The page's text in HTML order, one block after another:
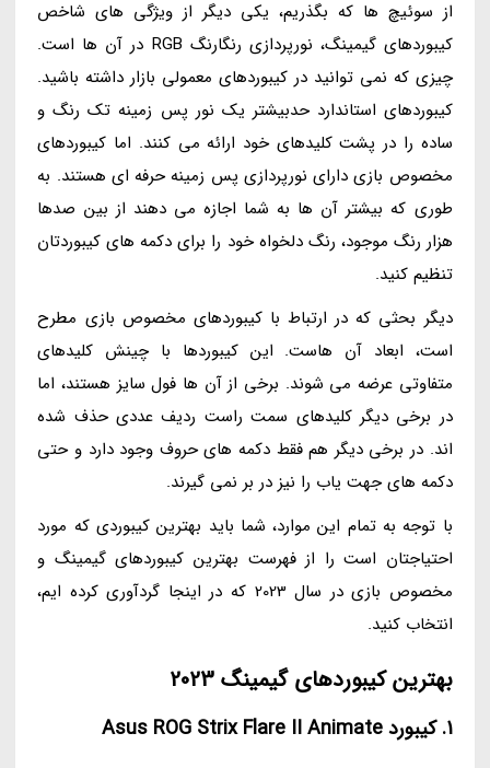
از سوئیچ ها که بگذریم، یکی دیگر از ویژگی های شاخص
کیبوردهای گیمینگ، نورپردازی رنگارنگ RGB در آن ها است.
چیزی که نمی توانید در کیبوردهای معمولی بازار داشته باشید.
کیبوردهای استاندارد حدبیشتر یک نور پس زمینه تک رنگ و
ساده را در پشت کلیدهای خود ارائه می کنند. اما کیبوردهای
مخصوص بازی دارای نورپردازی پس زمینه حرفه ای هستند. به
طوری که بیشتر آن ها به شما اجازه می دهند از بین صدها
هزار رنگ موجود، رنگ دلخواه خود را برای دکمه های کیبوردتان
تنظیم کنید.
دیگر بحثی که در ارتباط با کیبوردهای مخصوص بازی مطرح
است، ابعاد آن هاست. این کیبوردها با چینش کلیدهای
متفاوتی عرضه می شوند. برخی از آن ها فول سایز هستند، اما
در برخی دیگر کلیدهای سمت راست ردیف عددی حذف شده
اند. در برخی دیگر هم فقط دکمه های حروف وجود دارد و حتی
دکمه های جهت یاب را نیز در بر نمی گیرند.
با توجه به تمام این موارد، شما باید بهترین کیبوردی که مورد
احتیاجتان است را از فهرست بهترین کیبوردهای گیمینگ و
مخصوص بازی در سال 2023 که در اینجا گردآوری کرده ایم،
انتخاب کنید.
بهترین کیبوردهای گیمینگ 2023
1. کیبورد Asus ROG Strix Flare II Animate